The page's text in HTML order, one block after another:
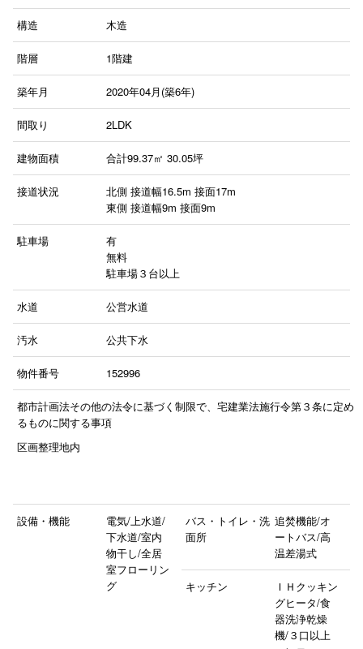
構造 木造
階層 1階建
築年月 2020年04月(築6年)
間取り 2LDK
建物面積 合計99.37㎡ 30.05坪
接道状況
北側 接道幅16.5m 接面17m
東側 接道幅9m 接面9m
駐車場
有
無料
駐車場３台以上
水道 公営水道
汚水 公共下水
物件番号 152996
都市計画法その他の法令に基づく制限で、宅建業法施行令第３条に定め
るものに関する事項
区画整理地内
設備・機能
電気/上水道/
下水道/室内
物干し/全居
室フローリン
グ
バス・トイレ・洗
面所
追焚機能/オ
ートバス/高
温差湯式
キッチン
ＩＨクッキン
グヒータ/食
器洗浄乾燥
機/３口以上